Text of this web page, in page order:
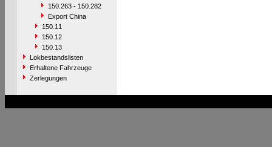
150.263 - 150.282
Export China
150.11
150.12
150.13
Lokbestandslisten
Erhaltene Fahrzeuge
Zerlegungen